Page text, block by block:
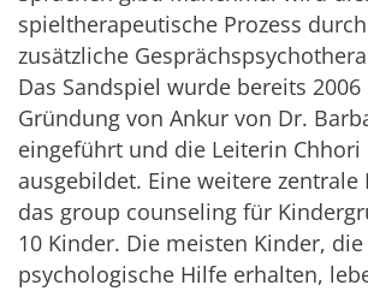
spieltherapeutische Prozess
zusätzliche
Das Sandspiel wurde bereits
Gründung von Ankur von Dr.
eingeführt und die Leiterin Chhori
ausgebildet. Eine weitere
das group counseling für
10 Kinder. Die meisten Kinder,
psychologische Hilfe erhalten,